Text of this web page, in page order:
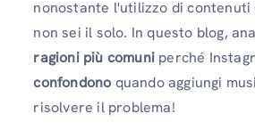
nonostante l'utilizzo di contenuti
non sei il solo. In questo blog,
ragioni più comuni perché
confondono quando aggiungi
risolvere il problema!